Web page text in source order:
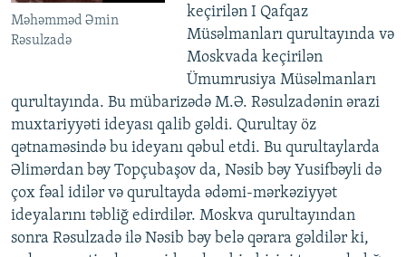
Məhəmməd Əmin
Rəsulzadə
keçirilən I Qafqaz
Müsəlmanları qurultayında və
Moskvada keçirilən
Ümumrusiya Müsəlmanları
qurultayında. Bu mübarizədə M.Ə. Rəsulzadənin ərazi
muxtariyyəti ideyası qalib gəldi. Qurultay öz
qətnaməsində bu ideyanı qəbul etdi. Bu qurultaylarda
Əlimərdan bəy Topçubaşov da, Nəsib bəy Yusifbəyli də
çox fəal idilər və qurultayda ədəmi-mərkəziyyət
ideyalarını təbliğ edirdilər. Moskva qurultayından
sonra Rəsulzadə ilə Nəsib bəy belə qərara gəldilər ki,